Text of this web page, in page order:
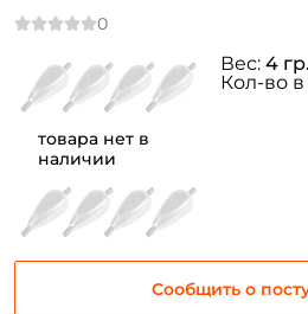
товара нет в
наличии
Сообщить о
Вес: 4 гр.
Кол-во в